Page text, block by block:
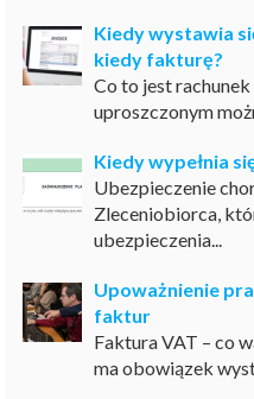
Kiedy wystawia
kiedy fakturę?
Co to jest
uproszczonym
Kiedy wypełnia
Ubezpieczenie
Zleceniobiorca,
ubezpieczenia...
Upoważnienie
faktur
Faktura VAT – co
ma obowiązek